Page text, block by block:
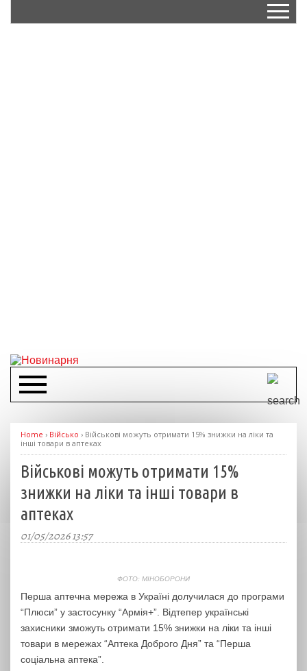
Home › Військо › Військові можуть отримати 15% знижки на ліки та
інші товари в аптеках
Військові можуть отримати 15%
знижки на ліки та інші товари в
аптеках
01/05/2026 13:57
ФОТО: МІНОБОРОНИ
Перша аптечна мережа в Україні долучилася до програми
“Плюси” у застосунку “Армія+”. Відтепер українські
захисники зможуть отримати 15% знижки на ліки та інші
товари в мережах “Аптека Доброго Дня” та “Перша
соціальна аптека”.